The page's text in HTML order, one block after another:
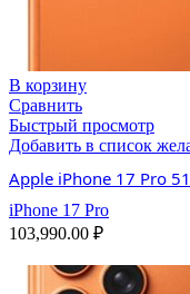
В корзину
Сравнить
Быстрый просмотр
Добавить в список
Apple iPhone 17 Pro
iPhone 17 Pro
103,990.00 ₽